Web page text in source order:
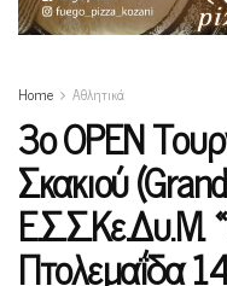
Home Αθλητικά
3ο OPEN
Σκακιού
Ε.Σ.Σ.Κε.Δυ.Μ.
Πτολεμαΐδα